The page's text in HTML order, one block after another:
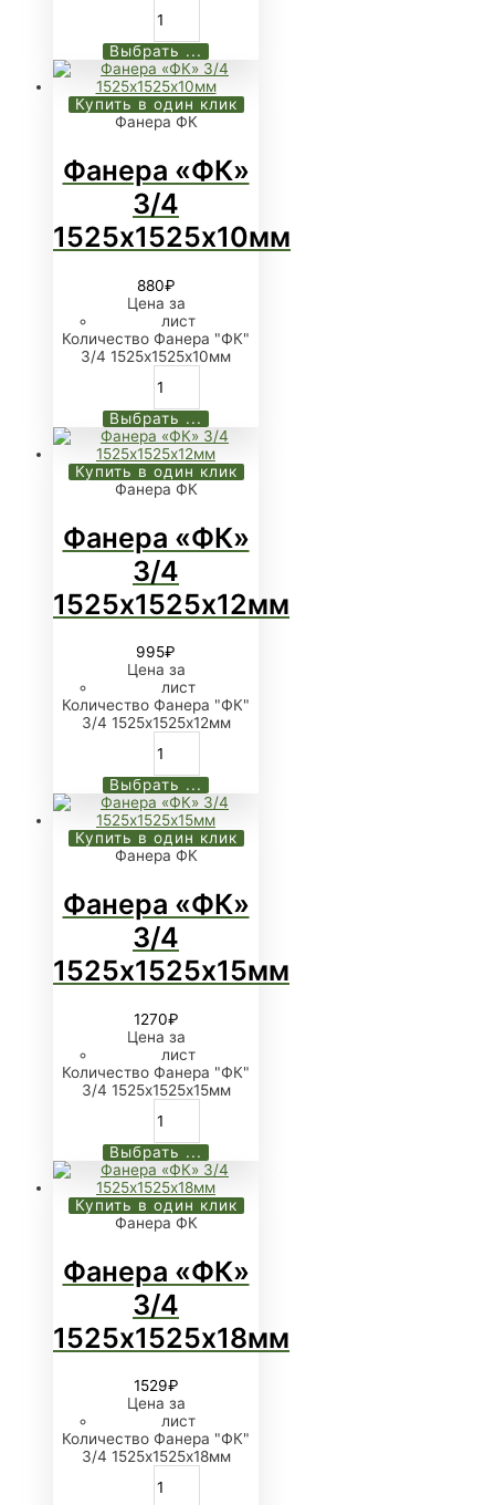
Выбрать ...
Купить в один клик
Фанера ФК
Фанера «ФК»
3/4
1525х1525х10мм
880₽
Цена за
лист
Количество Фанера "ФК"
3/4 1525х1525х10мм
Выбрать ...
Купить в один клик
Фанера ФК
Фанера «ФК»
3/4
1525х1525х12мм
995₽
Цена за
лист
Количество Фанера "ФК"
3/4 1525х1525х12мм
Выбрать ...
Купить в один клик
Фанера ФК
Фанера «ФК»
3/4
1525х1525х15мм
1270₽
Цена за
лист
Количество Фанера "ФК"
3/4 1525х1525х15мм
Выбрать ...
Купить в один клик
Фанера ФК
Фанера «ФК»
3/4
1525х1525х18мм
1529₽
Цена за
лист
Количество Фанера "ФК"
3/4 1525х1525х18мм